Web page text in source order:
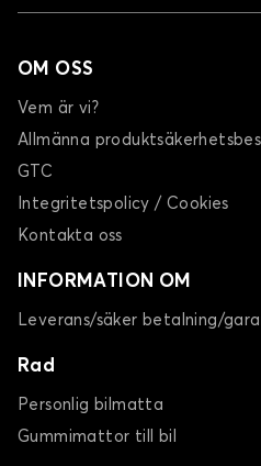
OM OSS
Vem är vi?
Allmänna
GTC
Integritetspolicy / Cookies
Kontakta oss
INFORMATION OM
Leverans/säker betalning/
Rad
Personlig bilmatta
Gummimattor till bil